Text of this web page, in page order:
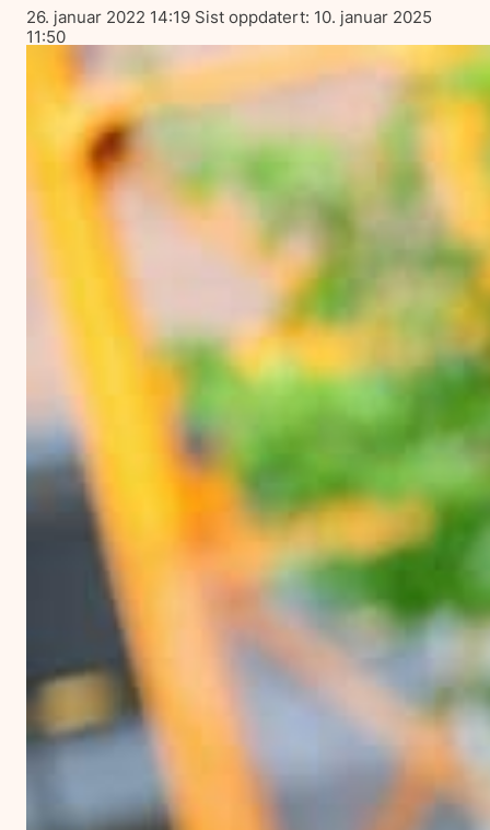
Lagt
ut
på
26. januar 2022 14:19 Sist oppdatert: 10. januar 2025
11:50